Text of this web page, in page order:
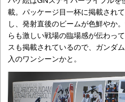
載。パッケージ目一杯に掲載され
し、発射直後のビームが色鮮やか
らも激しい戦場の臨場感が伝わっ
スも掲載されているので、ガンダ
入のワンシーンかと。